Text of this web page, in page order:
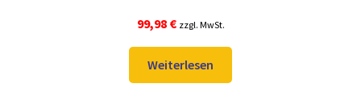
99,98 € zzgl. MwSt.
Weiterlesen